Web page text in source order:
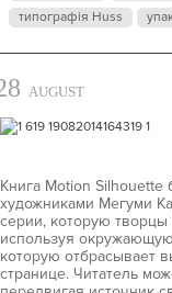
типографія Huss
AUGUST
Книга Motion
художниками Мегуми
серии, которую
используя окружающую
которую отбрасывает
странице. Читатель